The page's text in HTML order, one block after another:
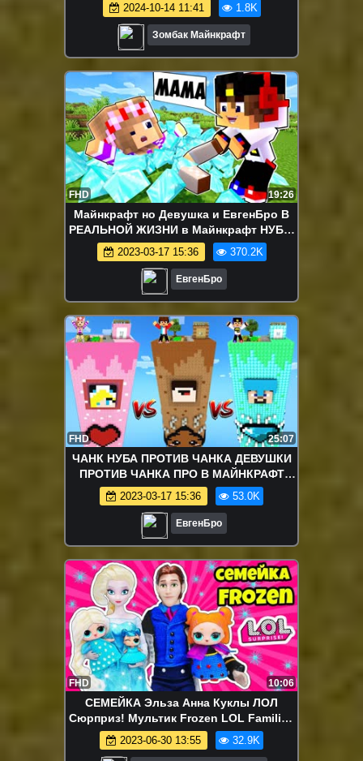
2024-10-14 11:41 1.8K
Зомбак Майнкрафт
FHD 19:26
Майнкрафт но Девушка и ЕвгенБро В
РЕАЛЬНОЙ ЖИЗНИ в Майнкрафт НУБ И
ПРО ВИДЕО ТРОЛЛИНГ MINECRAFT
2023-03-17 15:36 370.2K
ЕвгенБро
FHD 25:07
ЧАНК НУБА ПРОТИВ ЧАНКА ДЕВУШКИ
ПРОТИВ ЧАНКА ПРО В МАЙНКРАФТ
ВИДЕО ТРОЛЛИНГ ЛОВУШКА
MINECRAFT
2023-03-17 15:36 53.0K
ЕвгенБро
FHD 10:06
СЕМЕЙКА Эльза Анна Куклы ЛОЛ
Сюрприз! Мультик Frozen LOL Families
Surprise Распаковка Spy Baby Doll
2023-06-30 13:55 32.9K